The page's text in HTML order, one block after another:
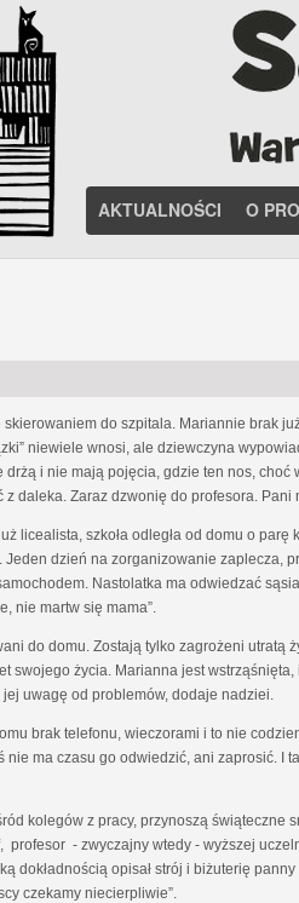
AKTUALNOŚCI O
do szpitala. Mariannie brak
niewiele wnosi, ale dziewczyna
i nie mają pojęcia, gdzie ten nos, choć
daleka. Zaraz dzwonię do profesora. Pani
licealista, szkoła odległa od domu o
dzień na zorganizowanie zaplecza,
Nastolatka ma odwiedzać
nie martw się mama”.
do domu. Zostają tylko zagrożeni utratą
swojego życia. Marianna jest
uwagę od problemów, dodaje nadziei.
brak telefonu, wieczorami i to nie
ma czasu go odwiedzić, ani zaprosić. I
kolegów z pracy, przynoszą świąteczne
- zwyczajny wtedy - wyższej
dokładnością opisał strój i biżuterię
czekamy niecierpliwie”.